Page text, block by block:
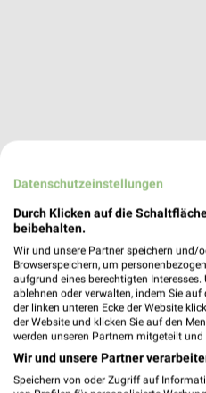
Datenschutzeinstellungen
Durch Klicken auf die
beibehalten.
Wir und unsere Partner speichern und/
Browserspeichern, um
aufgrund eines berechtigten Interesses.
ablehnen oder verwalten, indem Sie
der linken unteren Ecke der Website
der Website und klicken Sie auf den
werden unseren Partnern mitgeteilt
Wir und unsere Partner
Speichern von oder Zugriff auf